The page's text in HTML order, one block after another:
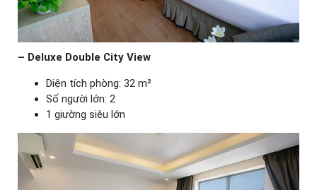
– Deluxe Double City View
Diện tích phòng: 32 m²
Số người lớn: 2
1 giường siêu lớn